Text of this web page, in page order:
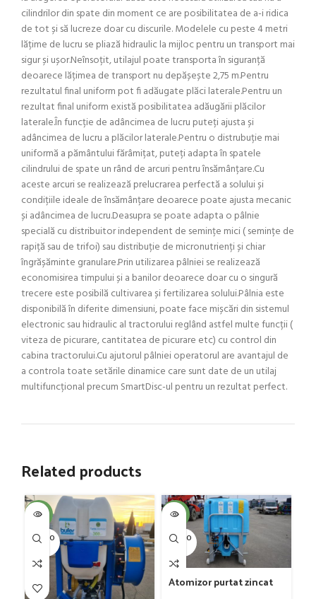
cilindrilor din spate din moment ce are posibilitatea de a-i ridica
de tot și să lucreze doar cu discurile. Modelele cu peste 4 metri
lățime de lucru se pliază hidraulic la mijloc pentru un transport mai
sigur și ușor.Neînsoțit, utilajul poate transporta în siguranță
deoarece lățimea de transport nu depășește 2,75 m.Pentru
rezultatul final uniform pot fi adăugate plăci laterale.Pentru un
rezultat final uniform există posibilitatea adăugării plăcilor
laterale.În funcție de adâncimea de lucru puteți ajusta și
adâncimea de lucru a plăcilor laterale.Pentru o distrubuție mai
uniformă a pământului fărâmițat, puteți adapta în spatele
cilindrului de spate un rând de arcuri pentru însămânțare.Cu
aceste arcuri se realizează prelucrarea perfectă a solului și
condițiile ideale de însămânțare deoarece poate ajusta mecanic
și adâncimea de lucru.Deasupra se poate adapta o pâlnie
specială cu distribuitor independent de semințe mici ( semințe de
rapiță sau de trifoi) sau distribuție de micronutrienți și chiar
îngrășăminte granulare.Prin utilizarea pâlniei se realizează
economisirea timpului și a banilor deoarece doar cu o singură
trecere este posibilă cultivarea și fertilizarea solului.Pâlnia este
disponibilă în diferite dimensiuni, poate face mișcări din sistemul
electronic sau hidraulic al tractorului reglând astfel multe funcții (
viteza de picurare, cantitatea de picurare etc) cu control din
cabina tractorului.Cu ajutorul pâlniei operatorul are avantajul de
a controla toate setările dinamice care sunt date de un utilaj
multifuncțional precum SmartDisc-ul pentru un rezultat perfect.
Related products
-4%
SOLD O
UT
-4%
SOLD O
UT
Atomizor purtat zincat